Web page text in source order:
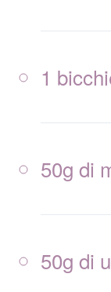
1
50g di
50g di